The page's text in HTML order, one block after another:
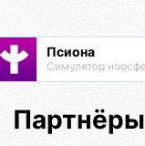
Псиона
Партнёры